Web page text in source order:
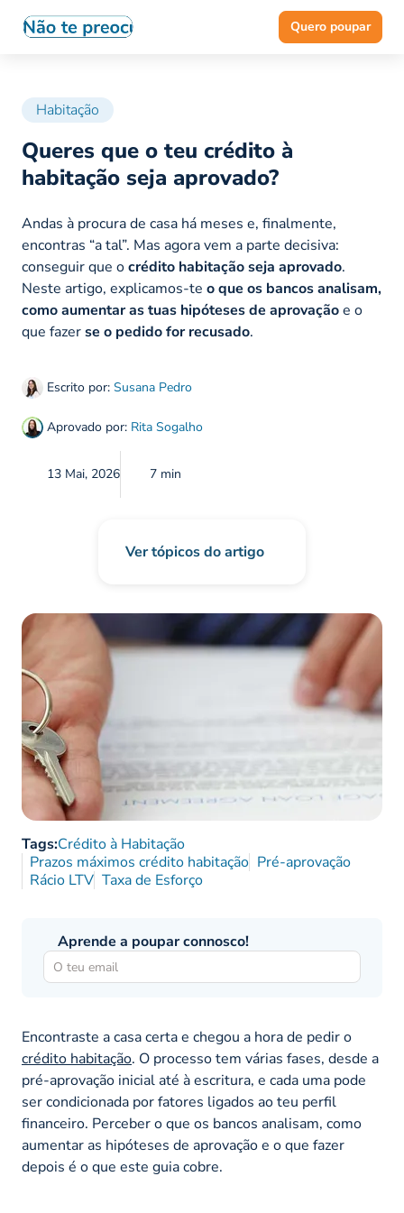
Quero poupar
Habitação
Queres que o teu crédito à
habitação seja aprovado?
Escrito por: Susana Pedro
Aprovado por: Rita Sogalho
13 Mai, 2026 7 min
Andas à procura de casa há meses e, finalmente,
encontras “a tal”. Mas agora vem a parte decisiva:
conseguir que ocrédito habitação seja aprovado.
Neste artigo, explicamos-te o que os bancos analisam,
como aumentar as tuas hipóteses de aprovaçãoe o
que fazerse o pedido for recusado.
Ver tópicos do artigo
Tags:Crédito à Habitação
Prazos máximos crédito habitação Pré-aprovação
Rácio LTV Taxa de Esforço
Aprende a poupar connosco!
Encontraste a casa certa e chegou a hora de pedir o
crédito habitação. O processo tem várias fases, desde a
pré-aprovação inicial até à escritura, e cada uma pode
ser condicionada por fatores ligados ao teu perfil
financeiro. Perceber o que os bancos analisam, como
aumentar as hipóteses de aprovação e o que fazer
depois é o que este guia cobre.